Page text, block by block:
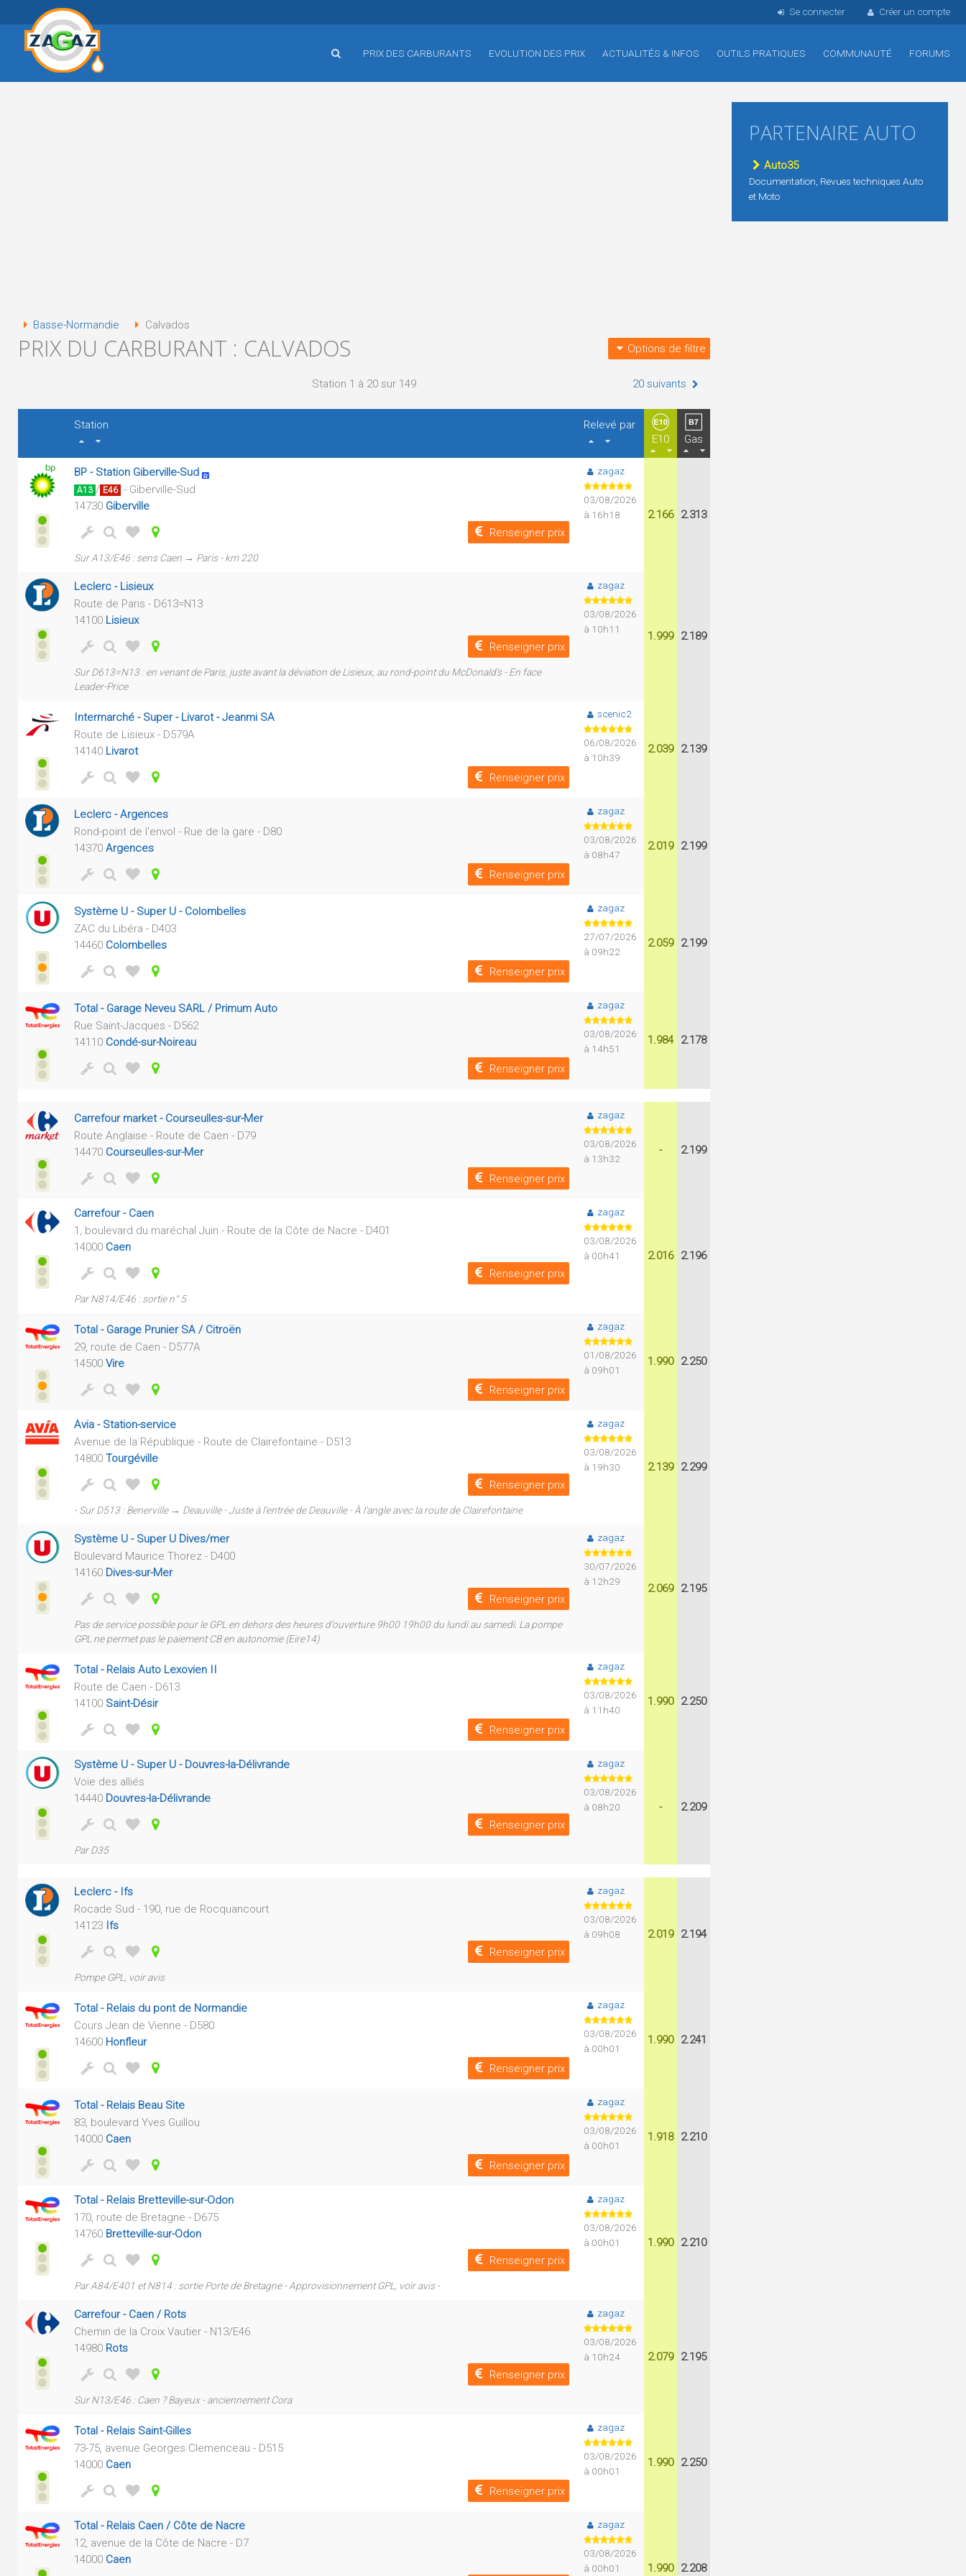
Se connecter Créer un compte
PRIX DES CARBURANTS EVOLUTION DES PRIX ACTUALITÉS & INFOS OUTILS PRATIQUES COMMUNAUTÉ FORUMS
Basse-Normandie Calvados
PRIX DU CARBURANT : CALVADOS Options de filtre
Station 1 à 20 sur 149 20 suivants
Station
Relevé par
E10
Gas
BP - Station Giberville-Sud
A13 / E46 - Giberville-Sud
14730 Giberville
Renseigner prix
Sur A13/E46 : sens Caen → Paris - km 220
zagaz
03/08/2026
à 16h18
2.166 2.313
Leclerc - Lisieux
Route de Paris - D613=N13
14100 Lisieux
Renseigner prix
Sur D613=N13 : en venant de Paris, juste avant la déviation de Lisieux, au rond-point du McDonald's - En face
Leader-Price
zagaz
03/08/2026
à 10h11
1.999 2.189
Intermarché - Super - Livarot - Jeanmi SA
Route de Lisieux - D579A
14140 Livarot
Renseigner prix
scenic2
06/08/2026
à 10h39
2.039 2.139
Leclerc - Argences
Rond-point de l'envol - Rue de la gare - D80
14370 Argences
Renseigner prix
zagaz
03/08/2026
à 08h47
2.019 2.199
Système U - Super U - Colombelles
ZAC du Libéra - D403
14460 Colombelles
Renseigner prix
zagaz
27/07/2026
à 09h22
2.059 2.199
Total - Garage Neveu SARL / Primum Auto
Rue Saint-Jacques - D562
14110 Condé-sur-Noireau
Renseigner prix
zagaz
03/08/2026
à 14h51
1.984 2.178
Carrefour market - Courseulles-sur-Mer
Route Anglaise - Route de Caen - D79
14470 Courseulles-sur-Mer
Renseigner prix
zagaz
03/08/2026
à 13h32
- 2.199
Carrefour - Caen
1, boulevard du maréchal Juin - Route de la Côte de Nacre - D401
14000 Caen
Renseigner prix
Par N814/E46 : sortie n° 5
zagaz
03/08/2026
à 00h41
2.016 2.196
Total - Garage Prunier SA / Citroën
29, route de Caen - D577A
14500 Vire
Renseigner prix
zagaz
01/08/2026
à 09h01
1.990 2.250
Avia - Station-service
Avenue de la République - Route de Clairefontaine - D513
14800 Tourgéville
Renseigner prix
- Sur D513 : Benerville → Deauville - Juste à l'entrée de Deauville - À l'angle avec la route de Clairefontaine
zagaz
03/08/2026
à 19h30
2.139 2.299
Système U - Super U Dives/mer
Boulevard Maurice Thorez - D400
14160 Dives-sur-Mer
Renseigner prix
Pas de service possible pour le GPL en dehors des heures d'ouverture 9h00 19h00 du lundi au samedi. La pompe
GPL ne permet pas le paiement CB en autonomie (Eire14)
zagaz
30/07/2026
à 12h29
2.069 2.195
Total - Relais Auto Lexovien II
Route de Caen - D613
14100 Saint-Désir
Renseigner prix
zagaz
03/08/2026
à 11h40
1.990 2.250
Système U - Super U - Douvres-la-Délivrande
Voie des alliés
14440 Douvres-la-Délivrande
Renseigner prix
Par D35
zagaz
03/08/2026
à 08h20
- 2.209
Leclerc - Ifs
Rocade Sud - 190, rue de Rocquancourt
14123 Ifs
Renseigner prix
Pompe GPL, voir avis
zagaz
03/08/2026
à 09h08
2.019 2.194
Total - Relais du pont de Normandie
Cours Jean de Vienne - D580
14600 Honfleur
Renseigner prix
zagaz
03/08/2026
à 00h01
1.990 2.241
Total - Relais Beau Site
83, boulevard Yves Guillou
14000 Caen
Renseigner prix
zagaz
03/08/2026
à 00h01
1.918 2.210
Total - Relais Bretteville-sur-Odon
170, route de Bretagne - D675
14760 Bretteville-sur-Odon
Renseigner prix
Par A84/E401 et N814 : sortie Porte de Bretagne - Approvisionnement GPL, voir avis -
zagaz
03/08/2026
à 00h01
1.990 2.210
Carrefour - Caen / Rots
Chemin de la Croix Vautier - N13/E46
14980 Rots
Renseigner prix
Sur N13/E46 : Caen ? Bayeux - anciennement Cora
zagaz
03/08/2026
à 10h24
2.079 2.195
Total - Relais Saint-Gilles
73-75, avenue Georges Clemenceau - D515
14000 Caen
Renseigner prix
zagaz
03/08/2026
à 00h01
1.990 2.250
Total - Relais Caen / Côte de Nacre
12, avenue de la Côte de Nacre - D7
14000 Caen
zagaz
03/08/2026
à 00h01
1.990 2.208
PARTENAIRE AUTO
Auto35
Documentation, Revues techniques Auto
et Moto